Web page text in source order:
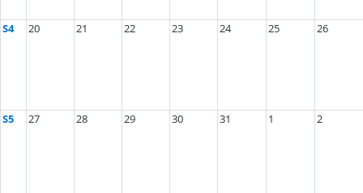
S4 20 21 22 23 24 25 26
S5 27 28 29 30 31 1 2